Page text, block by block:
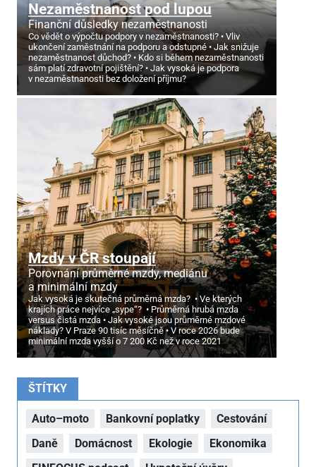
Nezaměstnanost pod lupou
Finanční důsledky nezaměstnanosti
Co vědět o výpočtu podpory v nezaměstnanosti?
Vliv
ukončení zaměstnání na podporu a odstupné
Jak snižuje
nezaměstnanost důchod?
Kdo si během nezaměstnanosti
sám platí zdravotní pojištění?
Jak vysoká je podpora
v nezaměstnanosti bez doložení příjmu?
Mzdy v ČR stoupají
Porovnání průměrné mzdy, mediánu
a minimální mzdy
Jak vysoká je skutečná průměrná mzda?
Ve kterých
krajích práce nejvíce „sype“?
Průměrná hrubá mzda
versus čistá mzda
Jak vysoké jsou průměrné mzdové
náklady? V Praze 90 tisíc měsíčně
V roce 2026 bude
minimální mzda vyšší o 7 200 Kč než v roce 2021
ŠTÍTKY
Auto–moto Bankovní poplatky
Cestování
Daně
Domácnost Ekologie
Ekonomika